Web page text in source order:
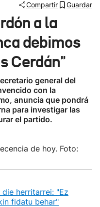
Compartir Guardar
a la
debimos
Cerdán"
general del
con la
anuncia que pondrá
para investigar las
el partido.
de hoy. Foto:
herritarrei: "Ez
fidatu behar"